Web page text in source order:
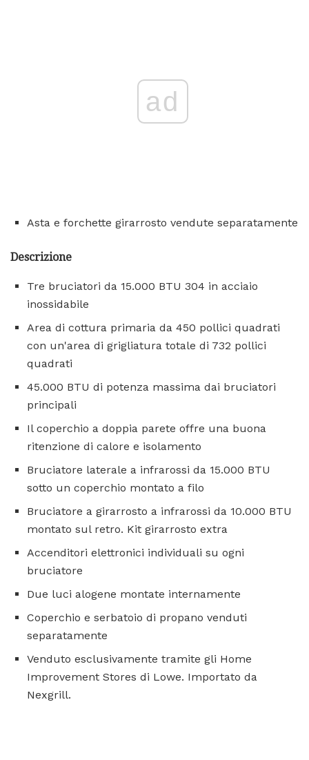
ad
Asta e forchette girarrosto vendute separatamente
Descrizione
Tre bruciatori da 15.000 BTU 304 in acciaio
inossidabile
Area di cottura primaria da 450 pollici quadrati
con un'area di grigliatura totale di 732 pollici
quadrati
45.000 BTU di potenza massima dai bruciatori
principali
Il coperchio a doppia parete offre una buona
ritenzione di calore e isolamento
Bruciatore laterale a infrarossi da 15.000 BTU
sotto un coperchio montato a filo
Bruciatore a girarrosto a infrarossi da 10.000 BTU
montato sul retro. Kit girarrosto extra
Accenditori elettronici individuali su ogni
bruciatore
Due luci alogene montate internamente
Coperchio e serbatoio di propano venduti
separatamente
Venduto esclusivamente tramite gli Home
Improvement Stores di Lowe. Importato da
Nexgrill.